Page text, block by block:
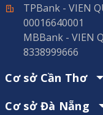
TPBank - VIEN
00016640001
MBBank - VIEN
8338999666
Cơ sở Cần Thơ
Cơ sở Đà Nẵng